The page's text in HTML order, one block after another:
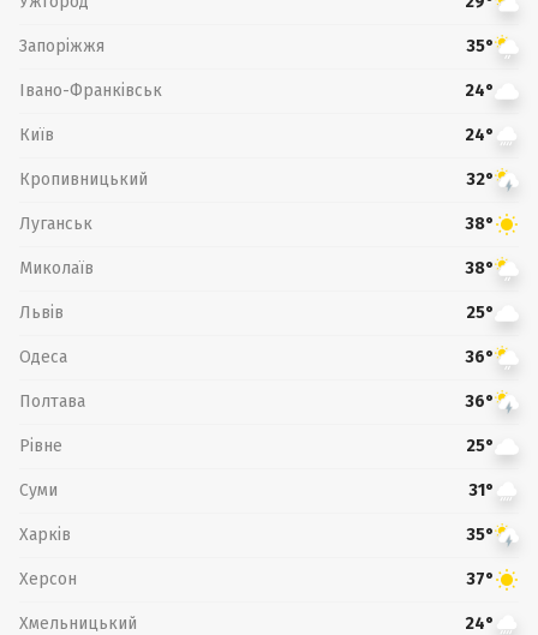
Запоріжжя 35°
Івано-Франківськ 24°
Київ 24°
Кропивницький 32°
Луганськ 38°
Миколаїв 38°
Львів 25°
Одеса 36°
Полтава 36°
Рівне 25°
Суми 31°
Харків 35°
Херсон 37°
Хмельницький 24°